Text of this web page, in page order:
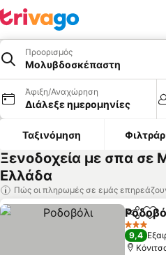
Προορισμός
Μολυβδοσκέπαστη
Άφιξη/Αναχώρηση
Διάλεξε ημερομηνίες
Ταξινόμηση
Ξενοδοχεία με σπα σε
Ελλάδα
Πώς οι πληρωμές σε εμάς
3 Αστέρια
9,4